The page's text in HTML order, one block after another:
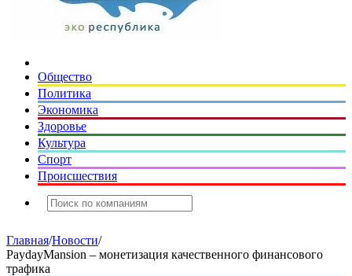
Общество
Политика
Экономика
Здоровье
Культура
Спорт
Происшествия
Главная/Новости/
PaydayMansion – монетизация качественного финансового
трафика